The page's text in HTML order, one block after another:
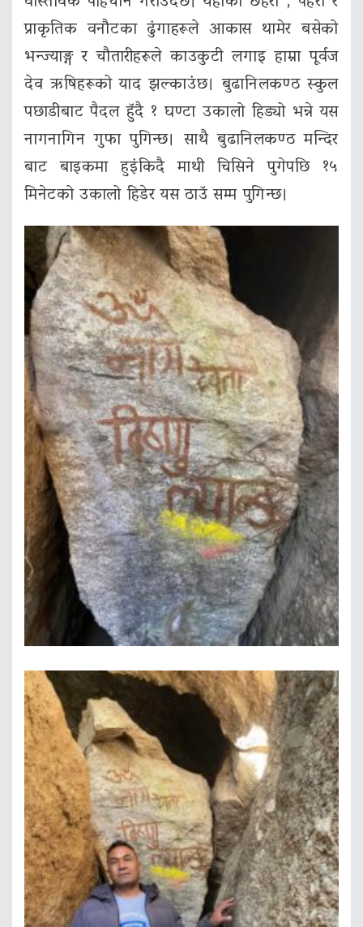
प्राकृतिक वनौटका ढुंगाहरूले आकास थामेर बसेको
भन्ज्याङ्ग र चौतारीहरूले काउकुटी लगाइ हाम्रा पूर्वज
देव ऋषिहरूको याद झल्काउंछ। बुढानिलकण्ठ स्कुल
पछाडीबाट पैदल हॅुदै १ घण्टा उकालो हिड्यो भन्ने यस
नागनागिन गुफा पुगिन्छ। साथै बुढानिलकण्ठ मन्दिर
बाट बाइकमा हुइंकिदै माथी चिसिने पुगेपछि १५
मिनेटको उकालो हिडेर यस ठाउॅ सम्म पुगिन्छ।